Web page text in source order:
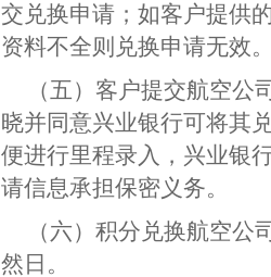
交兑换申请；如客户提供
资料不全则兑换申请无效
（五）客户提交航空
晓并同意兴业银行可将其
便进行里程录入，兴业银
请信息承担保密义务。
（六）积分兑换航空
然日。